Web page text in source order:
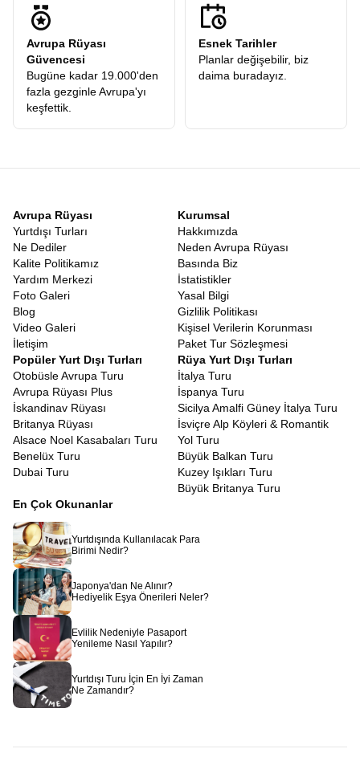
Avrupa Rüyası
Güvencesi
Bugüne kadar 19.000'den
fazla gezginle Avrupa'yı
keşfettik.
Esnek Tarihler
Planlar değişebilir, biz
daima buradayız.
Avrupa Rüyası
Yurtdışı Turları
Ne Dediler
Kalite Politikamız
Yardım Merkezi
Foto Galeri
Blog
Video Galeri
İletişim
Kurumsal
Hakkımızda
Neden Avrupa Rüyası
Basında Biz
İstatistikler
Yasal Bilgi
Gizlilik Politikası
Kişisel Verilerin Korunması
Paket Tur Sözleşmesi
Popüler Yurt Dışı Turları
Otobüsle Avrupa Turu
Avrupa Rüyası Plus
İskandinav Rüyası
Britanya Rüyası
Alsace Noel Kasabaları Turu
Benelüx Turu
Dubai Turu
Rüya Yurt Dışı Turları
İtalya Turu
İspanya Turu
Sicilya Amalfi Güney İtalya Turu
İsviçre Alp Köyleri & Romantik
Yol Turu
Büyük Balkan Turu
Kuzey Işıkları Turu
Büyük Britanya Turu
En Çok Okunanlar
Yurtdışında Kullanılacak Para
Birimi Nedir?
Japonya'dan Ne Alınır?
Hediyelik Eşya Önerileri Neler?
Evlilik Nedeniyle Pasaport
Yenileme Nasıl Yapılır?
Yurtdışı Turu İçin En İyi Zaman
Ne Zamandır?